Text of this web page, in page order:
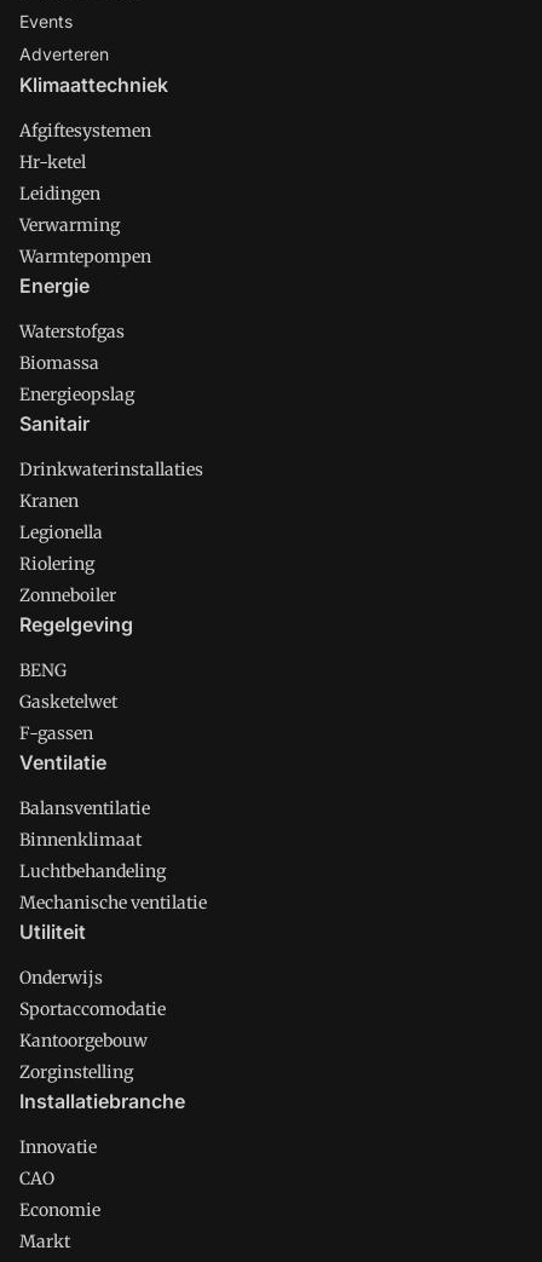
Events
Adverteren
Klimaattechniek
Afgiftesystemen
Hr-ketel
Leidingen
Verwarming
Warmtepompen
Energie
Waterstofgas
Biomassa
Energieopslag
Sanitair
Drinkwaterinstallaties
Kranen
Legionella
Riolering
Zonneboiler
Regelgeving
BENG
Gasketelwet
F-gassen
Ventilatie
Balansventilatie
Binnenklimaat
Luchtbehandeling
Mechanische ventilatie
Utiliteit
Onderwijs
Sportaccomodatie
Kantoorgebouw
Zorginstelling
Installatiebranche
Innovatie
CAO
Economie
Markt